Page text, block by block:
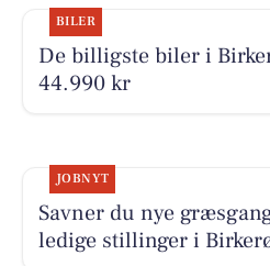
BILER
De billigste biler i
44.990 kr
JOBNYT
Savner du nye
ledige stillinger i